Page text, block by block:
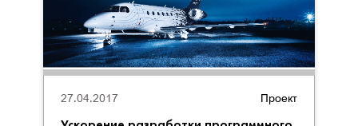
Проект
27.04.2017